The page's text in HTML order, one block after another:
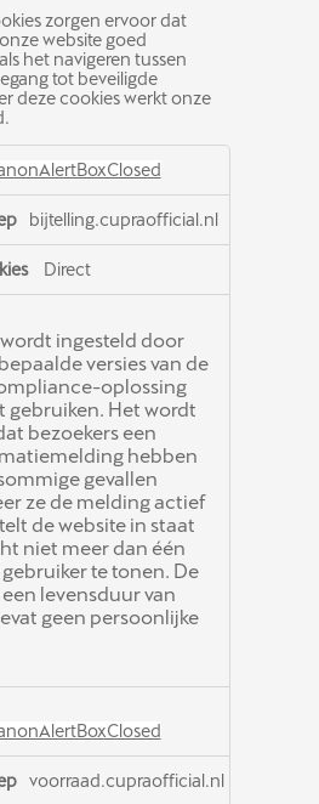
zorgen ervoor dat
website goed
het navigeren tussen
tot beveiligde
deze cookies werkt onze
bijtelling.cupraofficial.nl
Direct
ingesteld door
versies van de
oplossing
gebruiken. Het wordt
bezoekers een
hebben
gevallen
ze de melding actief
de website in staat
niet meer dan één
gebruiker te tonen. De
levensduur van
geen persoonlijke
voorraad.cupraofficial.nl